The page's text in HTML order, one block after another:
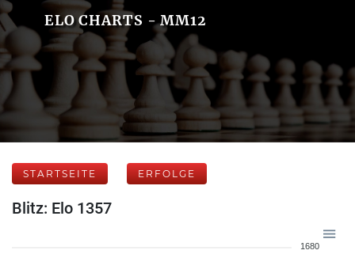
ELO CHARTS - MM12
STARTSEITE ERFOLGE
Blitz: Elo 1357
1680